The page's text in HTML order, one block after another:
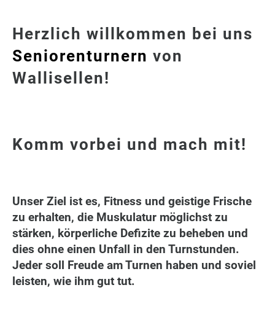
Herzlich willkommen bei uns
Seniorenturnern von
Wallisellen!
Komm vorbei und mach mit!
Unser Ziel ist es, Fitness und geistige Frische
zu erhalten, die Muskulatur möglichst zu
stärken, körperliche Defizite zu beheben und
dies ohne einen Unfall in den Turnstunden.
Jeder soll Freude am Turnen haben und soviel
leisten, wie ihm gut tut.